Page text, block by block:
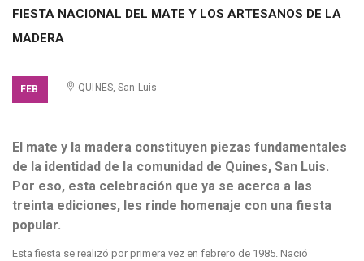
FIESTA NACIONAL DEL MATE Y LOS ARTESANOS DE LA
MADERA
FEB QUINES, San Luis
El mate y la madera constituyen piezas fundamentales
de la identidad de la comunidad de Quines, San Luis.
Por eso, esta celebración que ya se acerca a las
treinta ediciones, les rinde homenaje con una fiesta
popular.
Esta fiesta se realizó por primera vez en febrero de 1985. Nació